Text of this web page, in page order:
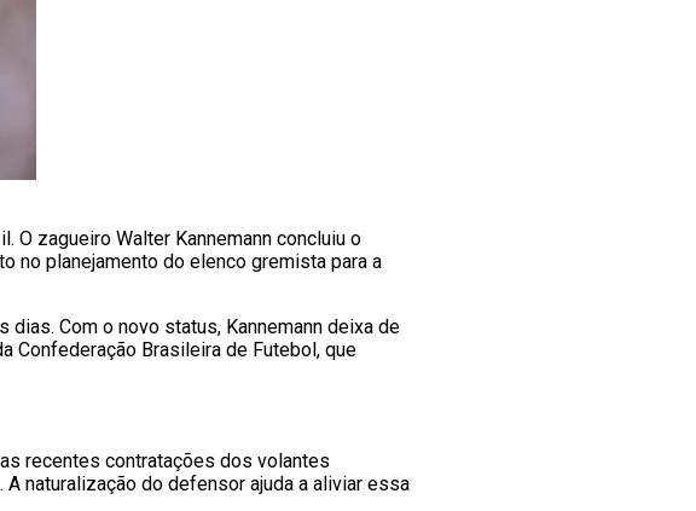
O zagueiro Walter Kannemann concluiu o
no planejamento do elenco gremista para a
Com o novo status, Kannemann deixa de
Confederação Brasileira de Futebol, que
recentes contratações dos volantes
naturalização do defensor ajuda a aliviar essa